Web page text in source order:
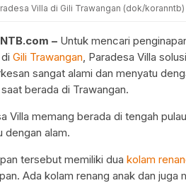
Villa di Gili Trawangan (dok/koranntb)
– Untuk mencari
Gili Trawangan , Paradesa Villa
sangat alami dan menyatu
berada di Trawangan.
Villa memang berada di tengah
dengan alam.
tersebut memiliki dua kolam
Ada kolam renang anak dan